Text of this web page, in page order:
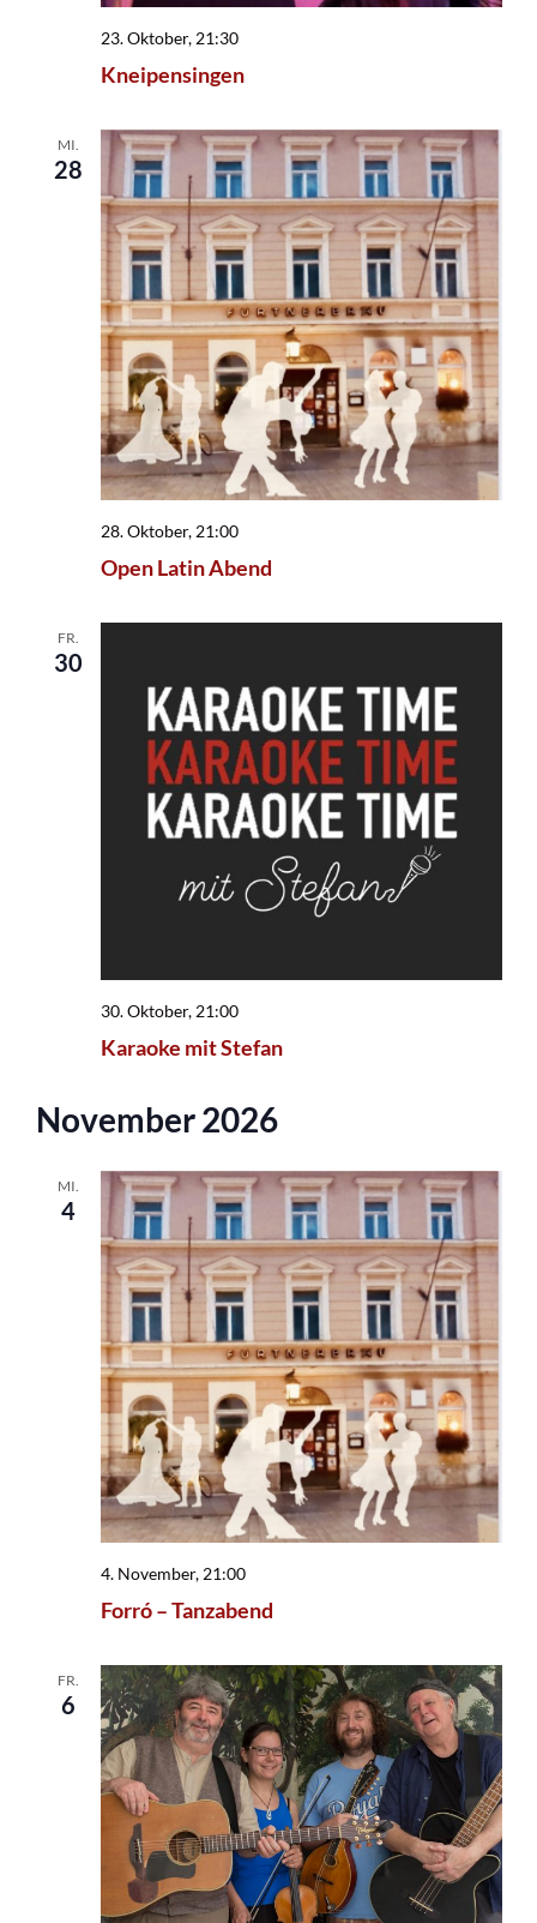
Kneipensingen
23. Oktober, 21:30
MI.
28
Open Latin Abend
28. Oktober, 21:00
FR.
30
Karaoke mit Stefan
30. Oktober, 21:00
November 2026
MI.
4
Forró – Tanzabend
4. November, 21:00
FR.
6